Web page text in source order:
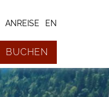
BUCHEN
ANREISE EN